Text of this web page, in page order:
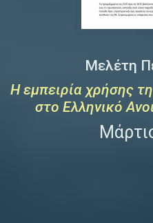
Μελέτη
Η εμπειρία χρήσης
στο Ελληνικό